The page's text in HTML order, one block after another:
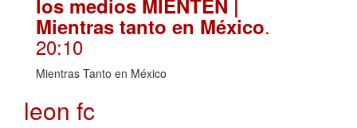
Mientras tanto en México.
20:10
Mientras Tanto en México
leon fc